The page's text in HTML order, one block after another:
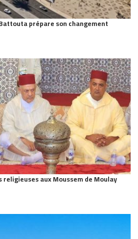
prépare son changement
aux Moussem de Moulay